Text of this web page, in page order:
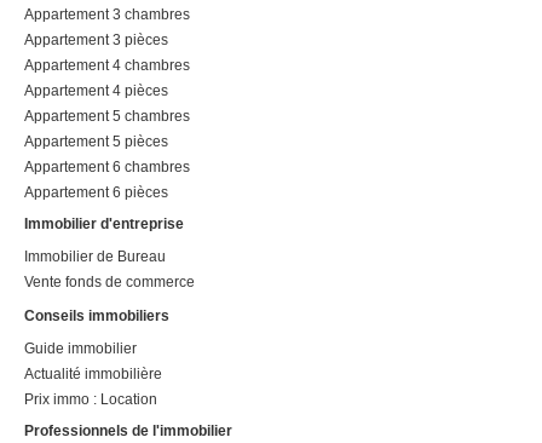
Appartement 3 chambres
Appartement 3 pièces
Appartement 4 chambres
Appartement 4 pièces
Appartement 5 chambres
Appartement 5 pièces
Appartement 6 chambres
Appartement 6 pièces
Immobilier d'entreprise
Immobilier de Bureau
Vente fonds de commerce
Conseils immobiliers
Guide immobilier
Actualité immobilière
Prix immo : Location
Professionnels de l'immobilier